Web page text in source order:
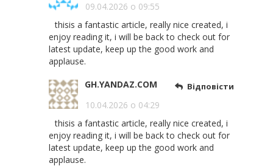
09.04.2026 о 09:55
thisis a fantastic article, really nice created, i
enjoy reading it, i will be back to check out for
latest update, keep up the good work and
applause.
GH.YANDAZ.COM
10.04.2026 о 04:29
thisis a fantastic article, really nice created, i
enjoy reading it, i will be back to check out for
latest update, keep up the good work and
applause.
Відповісти